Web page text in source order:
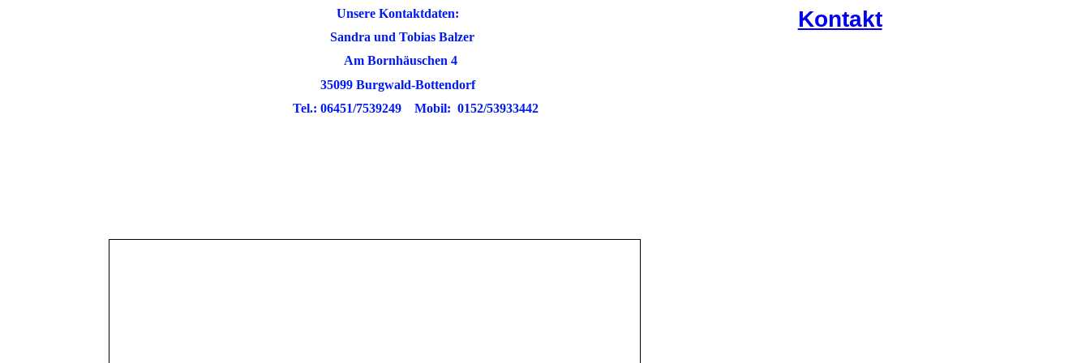
Unsere Kontaktdaten:
Sandra und Tobias Balzer
Am Bornhäuschen 4
35099 Burgwald-Bottendorf
Tel.: 06451/7539249 Mobil: 0152/53933442
Kontakt